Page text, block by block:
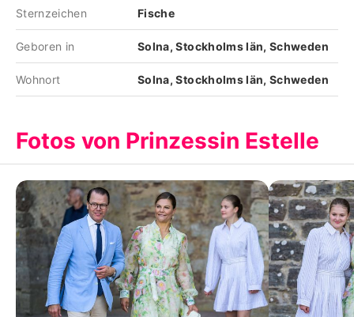
Sternzeichen Fische
Geboren in Solna, Stockholms län, Schweden
Wohnort Solna, Stockholms län, Schweden
Fotos von Prinzessin Estelle